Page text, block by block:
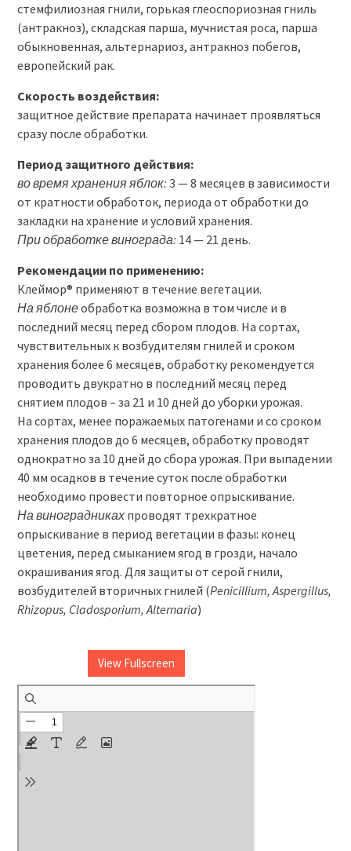
стемфилиозная гнили, горькая глеоспориозная гниль
(антракноз), складская парша, мучнистая роса, парша
обыкновенная, альтернариоз, антракноз побегов,
европейский рак.
Скорость воздействия:
защитное действие препарата начинает проявляться
сразу после обработки.
Период защитного действия:
во время хранения яблок: 3 — 8 месяцев в зависимости
от кратности обработок, периода от обработки до
закладки на хранение и условий хранения.
При обработке винограда: 14 — 21 день.
Рекомендации по применению:
Клеймор® применяют в течение вегетации.
На яблонеобработка возможна в том числе и в
последний месяц перед сбором плодов. На сортах,
чувствительных к возбудителям гнилей и сроком
хранения более 6 месяцев, обработку рекомендуется
проводить двукратно в последний месяц перед
снятием плодов – за 21 и 10 дней до уборки урожая.
На сортах, менее поражаемых патогенами и со сроком
хранения плодов до 6 месяцев, обработку проводят
однократно за 10 дней до сбора урожая. При выпадении
40 мм осадков в течение суток после обработки
необходимо провести повторное опрыскивание.
На виноградникахпроводят трехкратное
опрыскивание в период вегетации в фазы: конец
цветения, перед смыканием ягод в грозди, начало
окрашивания ягод. Для защиты от серой гнили,
возбудителей вторичных гнилей (Penicillium, Aspergillus,
Rhizopus, Cladosporium, Alternaria)
View Fullscreen